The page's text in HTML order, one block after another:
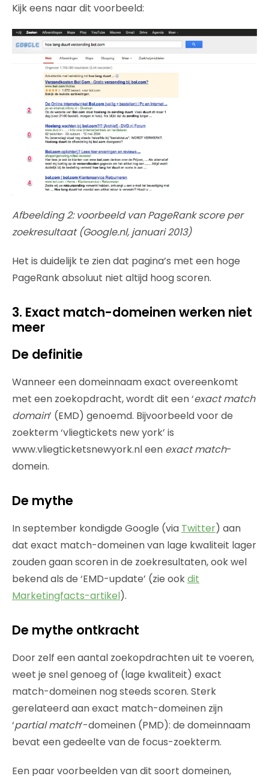
Kijk eens naar dit voorbeeld:
Afbeelding 2: voorbeeld van PageRank score per
zoekresultaat (Google.nl, januari 2013)
Het is duidelijk te zien dat pagina’s met een hoge
PageRank absoluut niet altijd hoog scoren.
3. Exact match-domeinen werken niet
meer
De definitie
Wanneer een domeinnaam exact overeenkomt
met een zoekopdracht, wordt dit een ‘exact match
domain’ (EMD) genoemd. Bijvoorbeeld voor de
zoekterm ‘vliegtickets new york’ is
www.vliegticketsnewyork.nl een exact match-
domein.
De mythe
In september kondigde Google (via Twitter) aan
dat exact match-domeinen van lage kwaliteit lager
zouden gaan scoren in de zoekresultaten, ook wel
bekend als de ‘EMD-update’ (zie ookdit
Marketingfacts-artikel).
De mythe ontkracht
Door zelf een aantal zoekopdrachten uit te voeren,
weet je snel genoeg of (lage kwaliteit) exact
match-domeinen nog steeds scoren. Sterk
gerelateerd aan exact match-domeinen zijn
‘partial match‘-domeinen (PMD): de domeinnaam
bevat een gedeelte van de focus-zoekterm.
Een paar voorbeelden van dit soort domeinen,